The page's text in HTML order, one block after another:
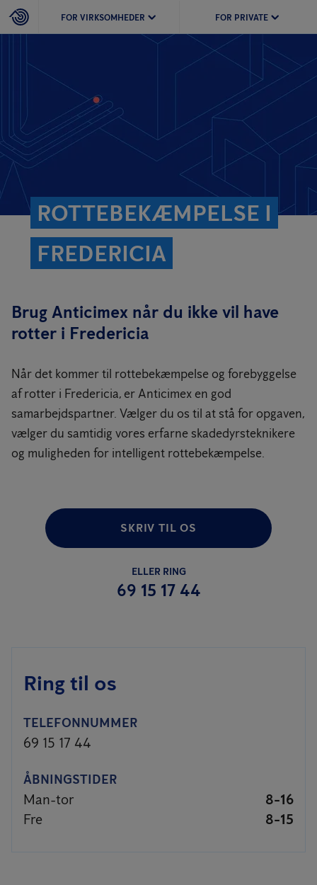
FOR VIRKSOMHEDER FOR PRIVATE
ROTTEBEKÆMPELSE I
FREDERICIA
Brug Anticimex når du ikke vil have
rotter i Fredericia
Når det kommer til rottebekæmpelse og forebyggelse
af rotter i Fredericia, er Anticimex en god
samarbejdspartner. Vælger du os til at stå for opgaven,
vælger du samtidig vores erfarne skadedyrsteknikere
og muligheden for intelligent rottebekæmpelse.
SKRIV TIL OS
ELLER RING
69 15 17 44
Ring til os
TELEFONNUMMER
69 15 17 44
ÅBNINGSTIDER
Man-tor
8-16
Fre
8-15